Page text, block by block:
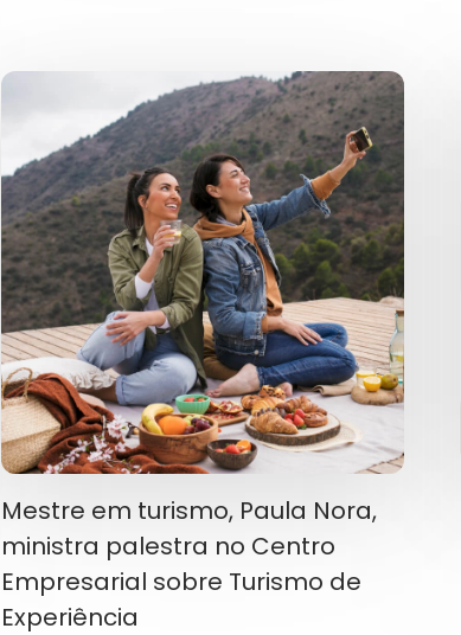
Mestre em turismo, Paula Nora,
ministra palestra no Centro
Empresarial sobre Turismo de
Experiência